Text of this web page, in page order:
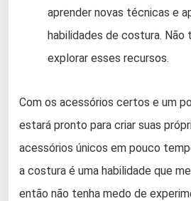
aprender novas técnicas e
habilidades de costura. Não
explorar esses recursos.
Com os acessórios certos e um
estará pronto para criar suas
acessórios únicos em pouco
a costura é uma habilidade que
então não tenha medo de